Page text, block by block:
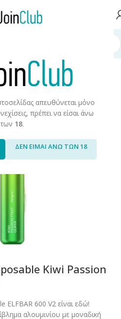
απευθύνεται μόνο
πρέπει να είσαι άνω
των 18.
ΔΕΝ ΕΙΜΑΙ ΑΝΩ ΤΩΝ 18
Χρήσης
Kiwi Passion
ELFBAR 600 V2 είναι εδώ!
αλουμινίου με μοναδική